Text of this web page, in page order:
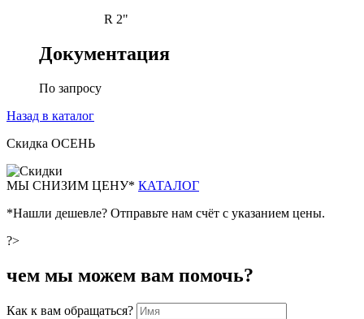
R 2"
Документация
По запросу
Назад в каталог
Скидка ОСЕНЬ
МЫ СНИЗИМ ЦЕНУ* КАТАЛОГ
*Нашли дешевле? Отправьте нам счёт с указанием цены.
?>
чем мы можем вам помочь?
Как к вам обращаться?